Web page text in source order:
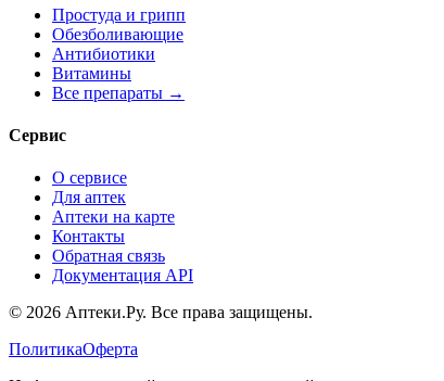
Простуда и грипп
Обезболивающие
Антибиотики
Витамины
Все препараты →
Сервис
О сервисе
Для аптек
Аптеки на карте
Контакты
Обратная связь
Документация API
© 2026 Аптеки.Ру. Все права защищены.
ПолитикаОферта